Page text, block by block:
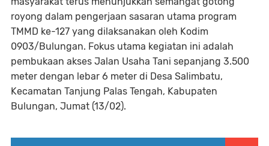
royong dalam pengerjaan sasaran utama program
TMMD ke-127 yang dilaksanakan oleh Kodim
0903/Bulungan. Fokus utama kegiatan ini adalah
pembukaan akses Jalan Usaha Tani sepanjang 3.500
meter dengan lebar 6 meter di Desa Salimbatu,
Kecamatan Tanjung Palas Tengah, Kabupaten
Bulungan, Jumat (13/02).